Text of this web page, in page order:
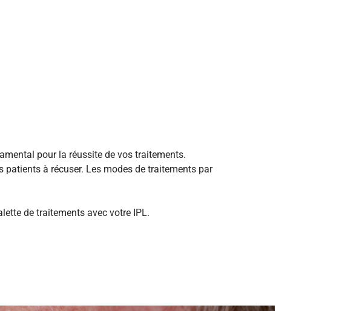
pour la réussite de vos traitements.
à récuser. Les modes de traitements par
de traitements avec votre IPL.